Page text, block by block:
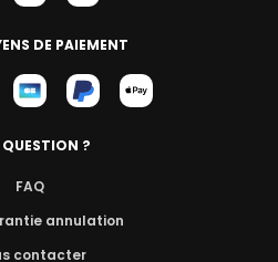
DE PAIEMENT
QUESTION ?
FAQ
annulation
contacter